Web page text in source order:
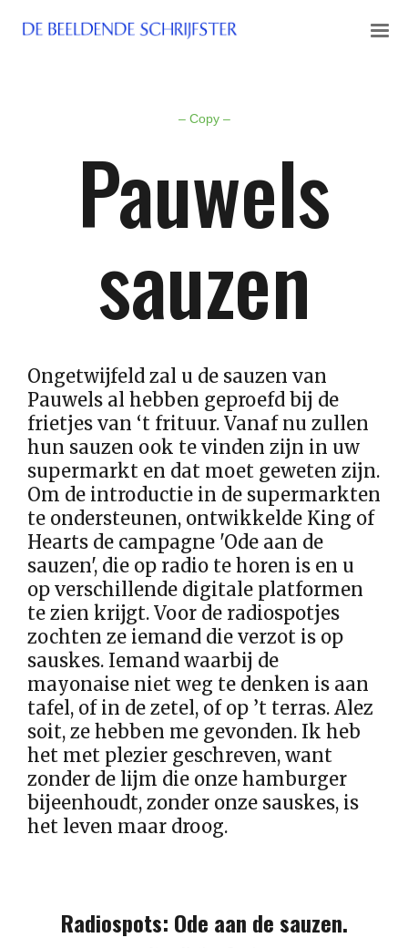
– Copy –
Pauwels
sauzen
Ongetwijfeld zal u de sauzen van
Pauwels al hebben geproefd bij de
frietjes van ‘t frituur. Vanaf nu zullen
hun sauzen ook te vinden zijn in uw
supermarkt en dat moet geweten zijn.
Om de introductie in de supermarkten
te ondersteunen, ontwikkelde King of
Hearts de campagne 'Ode aan de
sauzen', die op radio te horen is en u
op verschillende digitale platformen
te zien krijgt. Voor de radiospotjes
zochten ze iemand die verzot is op
sauskes. Iemand waarbij de
mayonaise niet weg te denken is aan
tafel, of in de zetel, of op ’t terras. Alez
soit, ze hebben me gevonden. Ik heb
het met plezier geschreven, want
zonder de lijm die onze hamburger
bijeenhoudt, zonder onze sauskes, is
het leven maar droog.
Radiospots: Ode aan de sauzen.